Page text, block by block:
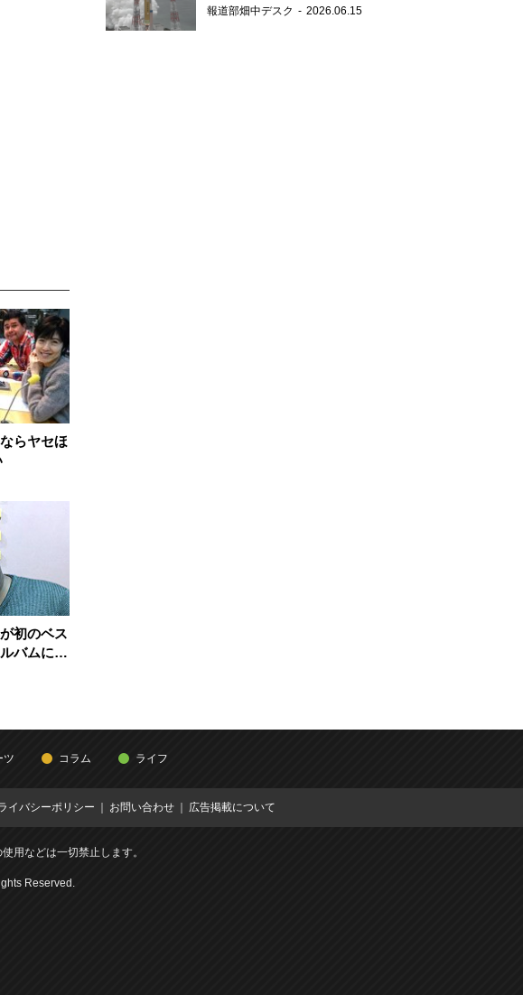
らヤセほ
初のベス
バムに込
？
報道部畑中デスク 2026.06.15
ツ コラム ライフ
イバシーポリシー お問い合わせ 広告掲載について
用などは一切禁止します。
Reserved.